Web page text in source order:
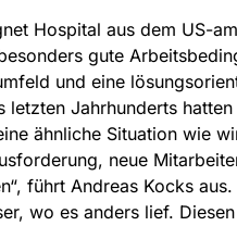
Hospital aus dem US-
gute
und eine
letzten Jahrhunderts
ähnliche Situation wie
neue
führt Andreas Kocks
wo es anders lief.